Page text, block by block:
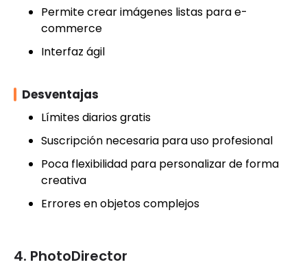
Permite crear imágenes listas para e-
commerce
Interfaz ágil
Desventajas
Límites diarios gratis
Suscripción necesaria para uso profesional
Poca flexibilidad para personalizar de forma
creativa
Errores en objetos complejos
4. PhotoDirector